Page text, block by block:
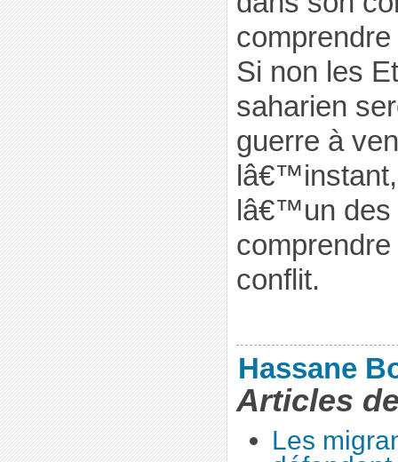
Si non les
saharien
guerre à
lâ€™un des
conflit.
Hassane
Articles
Les